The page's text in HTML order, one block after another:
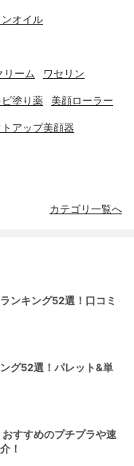
オイル
リーム ワセリン
ビ塗り薬 美顔ローラー
トアップ美顔器
カテゴリ一覧へ
ンキング52選！口コミ
グ52選！パレット&単
すすめのプチプラや速
！